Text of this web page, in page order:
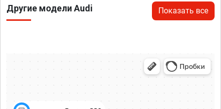
Другие модели Audi Показать все